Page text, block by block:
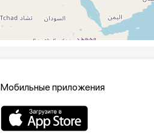
Мобильные приложения